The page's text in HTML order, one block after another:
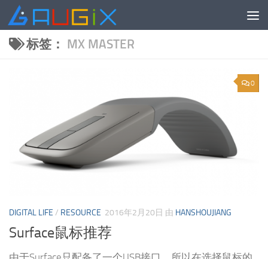
跳至内容
标签： MX MASTER
0
DIGITAL LIFE / RESOURCE 2016年2月20日 由 HANSHOUJIANG
Surface鼠标推荐